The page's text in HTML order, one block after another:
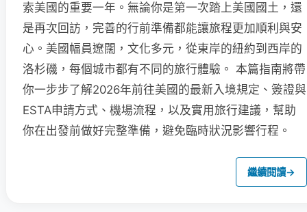
索美國的重要一年。無論你是第一次踏上美國國土，還
是再次回訪，完善的行前準備都能讓旅程更加順利與安
心。美國幅員遼闊，文化多元，從東岸的紐約到西岸的
洛杉磯，每個城市都有不同的旅行體驗。 本篇指南將帶
你一步步了解2026年前往美國的最新入境規定、簽證與
ESTA申請方式、機場流程，以及實用旅行建議，幫助
你在出發前做好完整準備，避免臨時狀況影響行程。
繼續閱讀→